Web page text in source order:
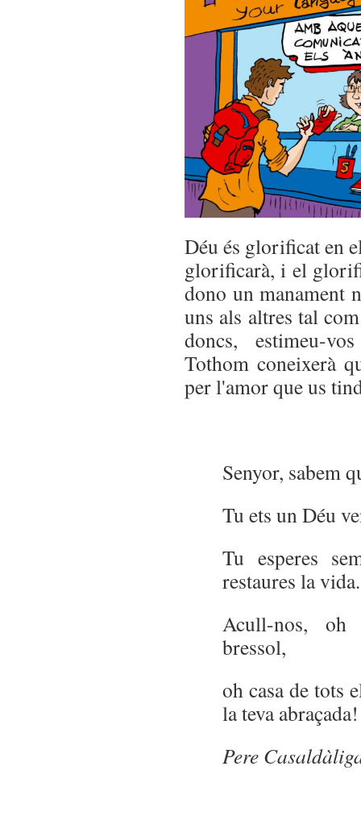
Déu és glorificat en
glorificarà, i el
dono un manament
uns als altres tal
doncs, estimeu-
Tothom coneixerà
per l'amor que us
Senyor, sabem
Tu ets un Déu
Tu esperes
restaures la vida.
Acull-nos,
bressol,
oh casa de tots
la teva abraçada!
Pere